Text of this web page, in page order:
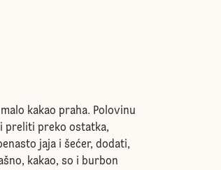
kakao praha. Polovinu
preliti preko ostatka,
jaja i šećer, dodati,
kakao, so i burbon